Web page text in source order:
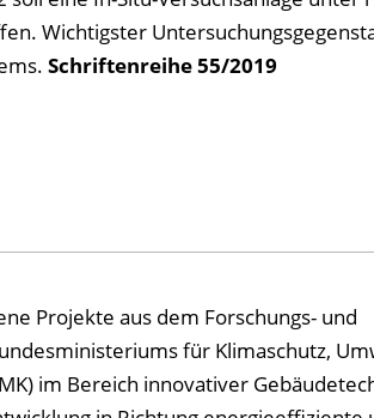
Wichtigster
Schriftenreihe55/2019
Projekte aus dem Forschungs- und
für Klimaschutz,
im Bereich innovativer